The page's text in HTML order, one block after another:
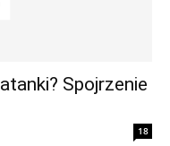
Spojrzenie
18